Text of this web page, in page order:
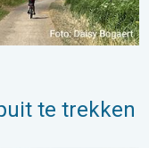
te trekken